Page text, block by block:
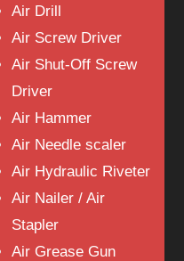
Air Drill
Air Screw Driver
Air Shut-Off Screw
Driver
Air Hammer
Air Needle scaler
Air Hydraulic Riveter
Air Nailer / Air
Stapler
Air Grease Gun